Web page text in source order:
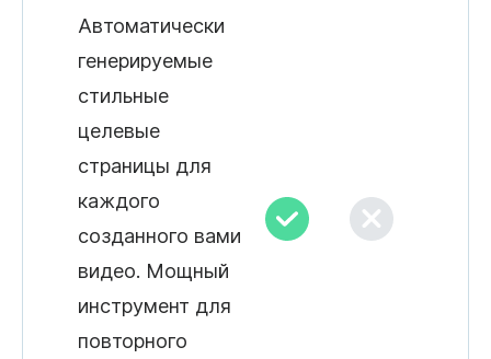
Автоматически
генерируемые
стильные
целевые
страницы для
каждого
созданного вами
видео. Мощный
инструмент для
повторного